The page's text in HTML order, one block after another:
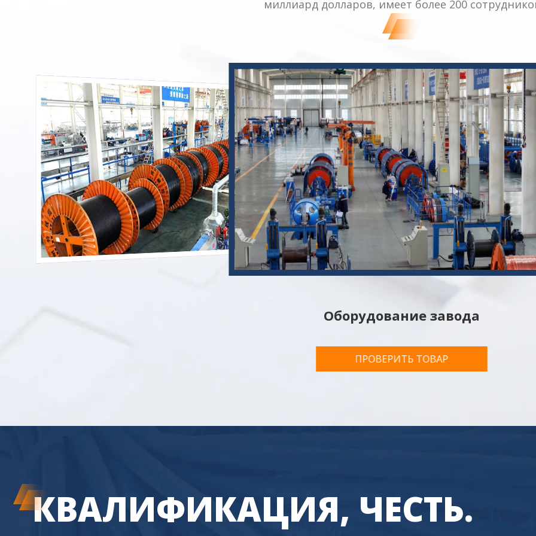
миллиард долларов, имеет более 200
КВАЛИФИКАЦИЯ, ЧЕСТЬ.